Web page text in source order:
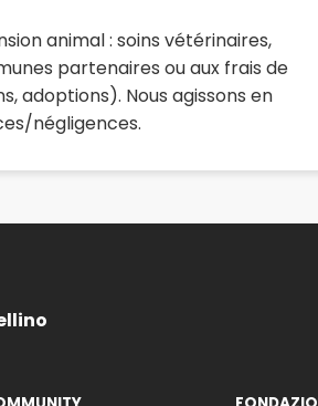
animal : soins vétérinaires,
partenaires ou aux frais de
adoptions). Nous agissons en
négligences.